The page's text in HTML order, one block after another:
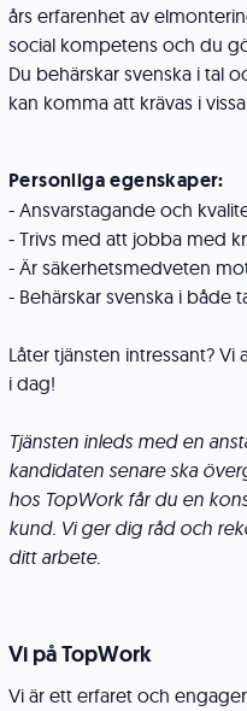
års erfarenhet av
social kompetens och du
Du behärskar svenska i tal
kan komma att krävas i
Personliga egenskaper:
- Ansvarstagande och
- Trivs med att jobba med
- Är säkerhetsmedveten
- Behärskar svenska i både
Låter tjänsten intressant?
i dag!
Tjänsten inleds med en
kandidaten senare ska
hos TopWork får du en
kund. Vi ger dig råd och
ditt arbete.
Vi på TopWork
Vi är ett erfaret och